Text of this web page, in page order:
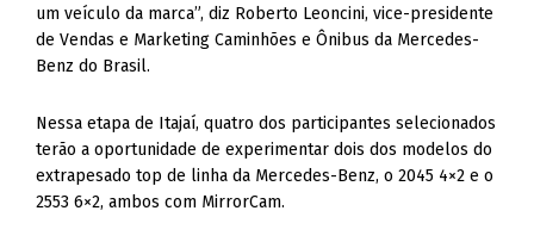
um veículo da marca”, diz Roberto Leoncini, vice-presidente
de Vendas e Marketing Caminhões e Ônibus da Mercedes-
Benz do Brasil.
Nessa etapa de Itajaí, quatro dos participantes selecionados
terão a oportunidade de experimentar dois dos modelos do
extrapesado top de linha da Mercedes-Benz, o 2045 4×2 e o
2553 6×2, ambos com MirrorCam.